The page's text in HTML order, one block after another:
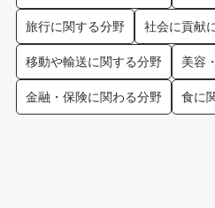
旅行に関する分野 社会に貢献
移動や輸送に関する分野 美容
金融・保険に関わる分野 食に